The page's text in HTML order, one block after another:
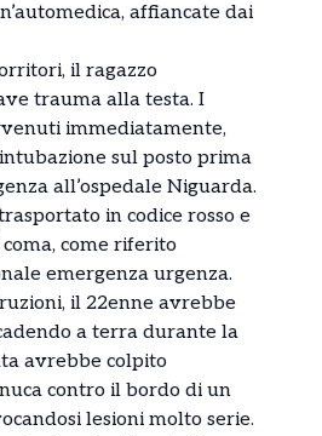
affiancate dai
il ragazzo
trauma alla testa. I
immediatamente,
sul posto prima
all’ospedale Niguarda.
in codice rosso e
come riferito
emergenza urgenza.
il 22enne avrebbe
a terra durante la
avrebbe colpito
contro il bordo di un
lesioni molto serie.